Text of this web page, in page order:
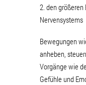
2. den
Nervensystems
Bewegungen
anheben,
Vorgänge wie
Gefühle und